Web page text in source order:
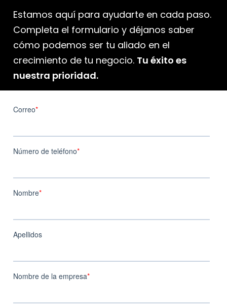
Estamos aquí para ayudarte en cada paso.
Completa el formulario y déjanos saber
cómo podemos ser tu aliado en el
crecimiento de tu negocio. Tu éxito es
nuestra prioridad.